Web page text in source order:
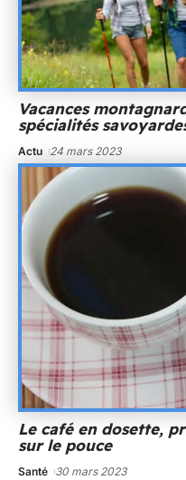
Vacances
spécialités
Actu 24 mars 2023
Le café en dosette,
sur le pouce
Santé 30 mars 2023